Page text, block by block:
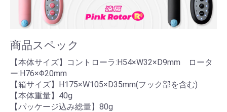
商品スペック
【本体サイズ】コントローラ:H54×W32×D9mm ロータ
ー:H76×Φ20mm
【箱サイズ】H175×W105×D35mm(フック部を含む)
【本体重量】40g
【パッケージ込み総量】80g